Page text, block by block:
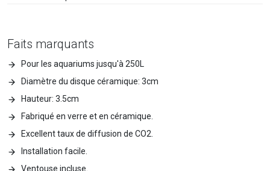
Faits marquants
Pour les aquariums jusqu'à 250L
Diamètre du disque céramique: 3cm
Hauteur: 3.5cm
Fabriqué en verre et en céramique.
Excellent taux de diffusion de CO2.
Installation facile.
Ventouse incluse.